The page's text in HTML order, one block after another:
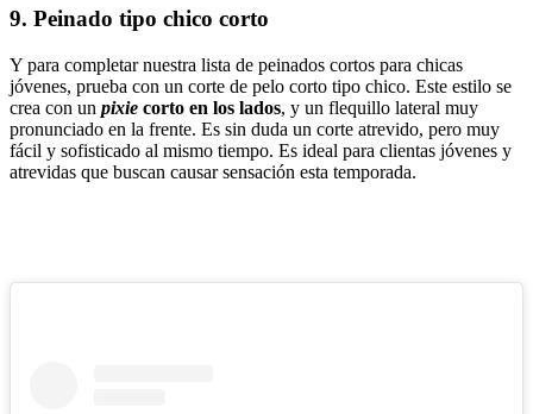
9. Peinado tipo chico corto
Y para completar nuestra lista de peinados cortos para chicas
jóvenes, prueba con un corte de pelo corto tipo chico. Este estilo se
crea con un pixie corto en los lados, y un flequillo lateral muy
pronunciado en la frente. Es sin duda un corte atrevido, pero muy
fácil y sofisticado al mismo tiempo. Es ideal para clientas jóvenes y
atrevidas que buscan causar sensación esta temporada.